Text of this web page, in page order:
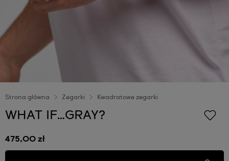
Strona główna Zegarki Kwadratowe zegarki
WHAT IF…GRAY?
475,00 zł